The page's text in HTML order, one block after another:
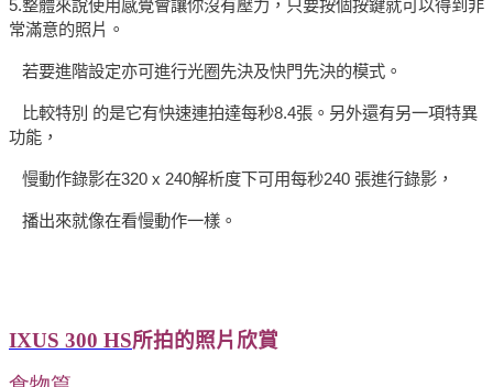
5.整體來說使用感覺會讓你沒有壓力，只要按個按鍵就可以得到非
常滿意的照片。
若要進階設定亦可進行光圈先決及快門先決的模式。
比較特別 的是它有快速連拍達每秒8.4張。另外還有另一項特異
功能，
慢動作錄影在320 x 240解析度下可用每秒240 張進行錄影，
播出來就像在看慢動作一樣。
IXUS 300 HS所拍的照片欣賞